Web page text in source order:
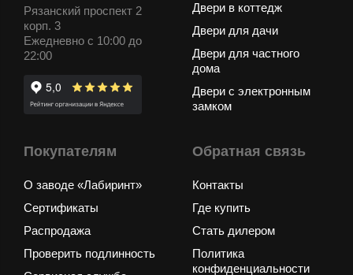
Рязанский проспект 2
корп. 3
Ежедневно с 10:00 до
22:00
Двери в коттедж
Двери для дачи
Двери для частного
дома
Двери с электронным
замком
Покупателям
О заводе «Лабиринт»
Сертификаты
Распродажа
Проверить подлинность
Обратная связь
Контакты
Где купить
Стать дилером
Политика
конфиденциальности